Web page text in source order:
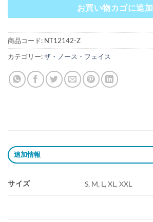
お買い物カゴに追加
商品コード: NT12142-Z
カテゴリー:ザ・ノース・フェイス
追加情報
サイズ S, M, L, XL, XXL